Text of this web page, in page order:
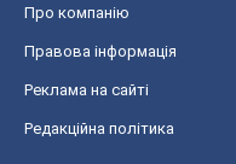
Про компанію
Правова інформація
Реклама на сайті
Редакційна політика